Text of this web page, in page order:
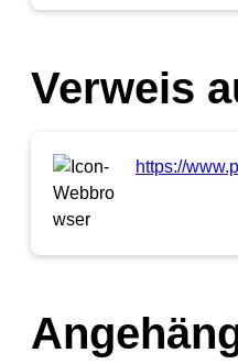
Verweis
https://